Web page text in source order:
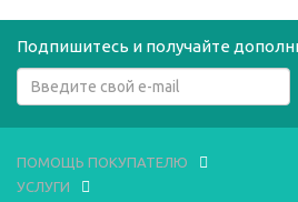
Подпишитесь и получайте
ПОМОЩЬ ПОКУПАТЕЛЮ
УСЛУГИ